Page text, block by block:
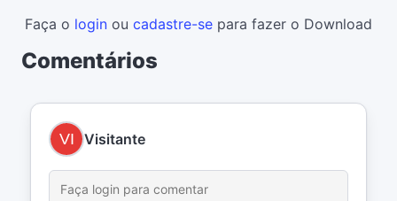
Faça o login ou cadastre-se para fazer o Download
Comentários
Visitante